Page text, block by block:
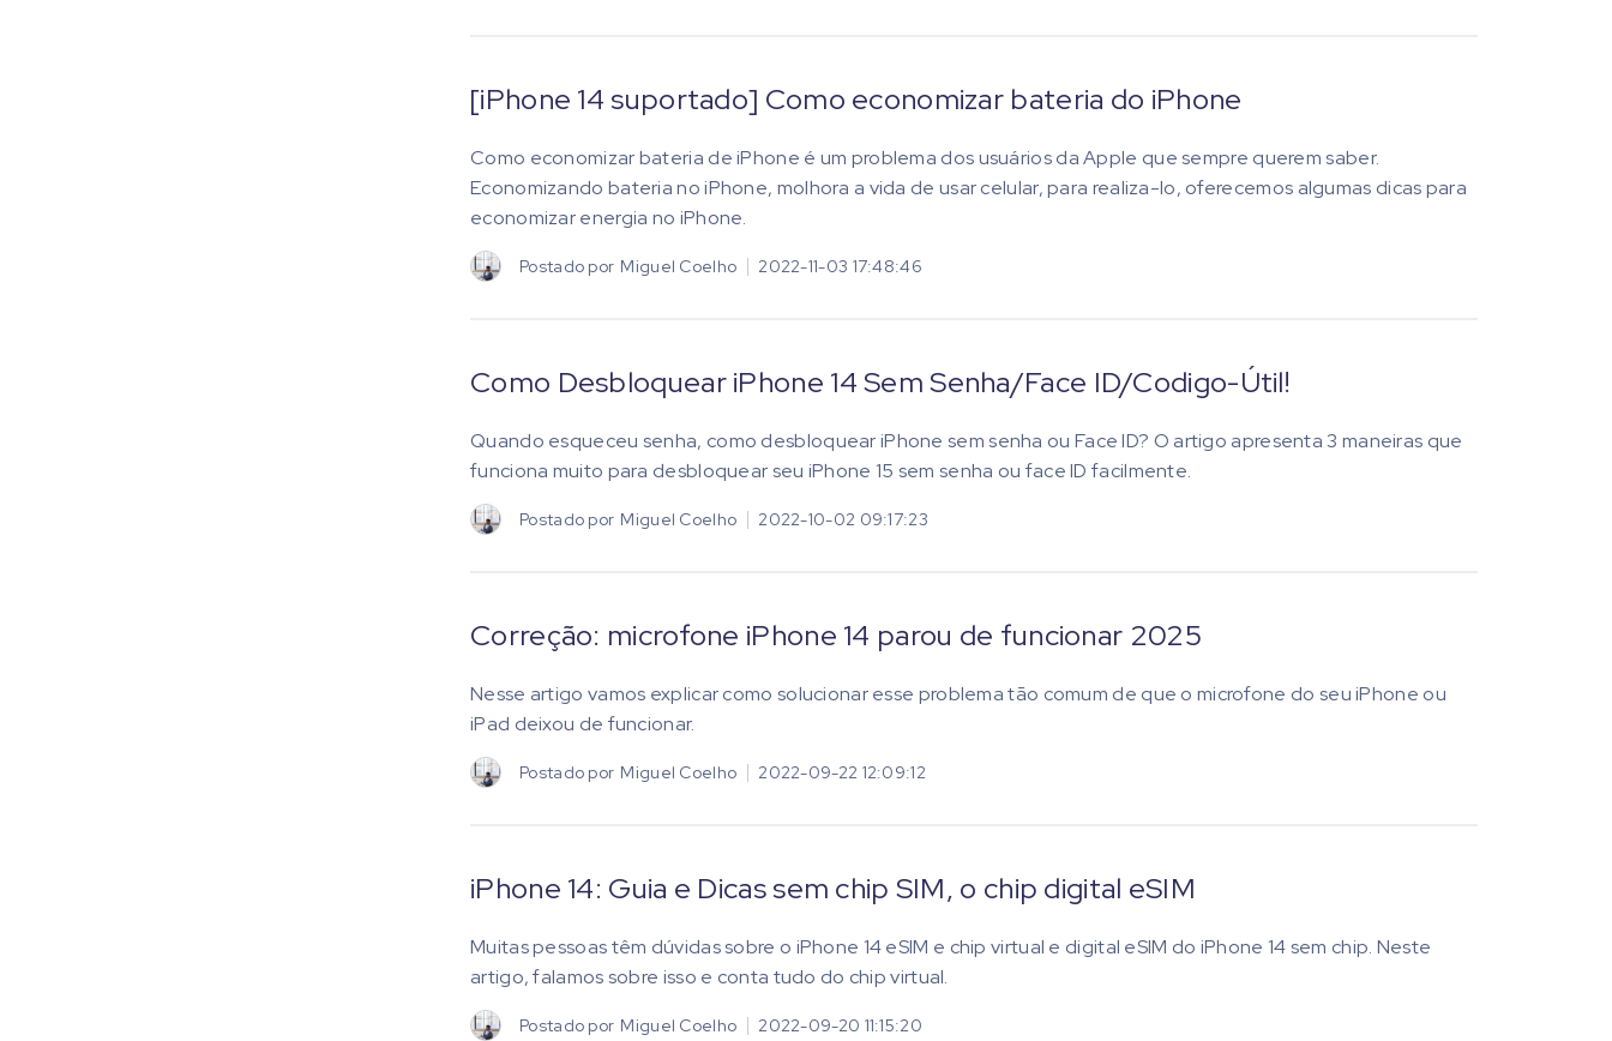
[iPhone 14 suportado] Como economizar bateria do iPhone
Como economizar bateria de iPhone é um problema dos usuários da Apple que sempre querem saber.
Economizando bateria no iPhone, molhora a vida de usar celular, para realiza-lo, oferecemos algumas dicas para
economizar energia no iPhone.
Postado por Miguel Coelho 2022-11-03 17:48:46
Como Desbloquear iPhone 14 Sem Senha/Face ID/Codigo-Útil!
Quando esqueceu senha, como desbloquear iPhone sem senha ou Face ID? O artigo apresenta 3 maneiras que
funciona muito para desbloquear seu iPhone 15 sem senha ou face ID facilmente.
Postado por Miguel Coelho 2022-10-02 09:17:23
Correção: microfone iPhone 14 parou de funcionar 2025
Nesse artigo vamos explicar como solucionar esse problema tão comum de que o microfone do seu iPhone ou
iPad deixou de funcionar.
Postado por Miguel Coelho 2022-09-22 12:09:12
iPhone 14: Guia e Dicas sem chip SIM, o chip digital eSIM
Muitas pessoas têm dúvidas sobre o iPhone 14 eSIM e chip virtual e digital eSIM do iPhone 14 sem chip. Neste
artigo, falamos sobre isso e conta tudo do chip virtual.
Postado por Miguel Coelho 2022-09-20 11:15:20